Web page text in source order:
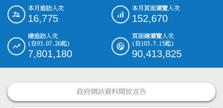
::: 本月造訪人次
16,775
本月頁面瀏覽人次
152,670
總造訪人次
(自93.07.26起)
7,801,180
頁面總瀏覽人次
(自105.7.15起)
90,413,825
政府網站資料開放宣告